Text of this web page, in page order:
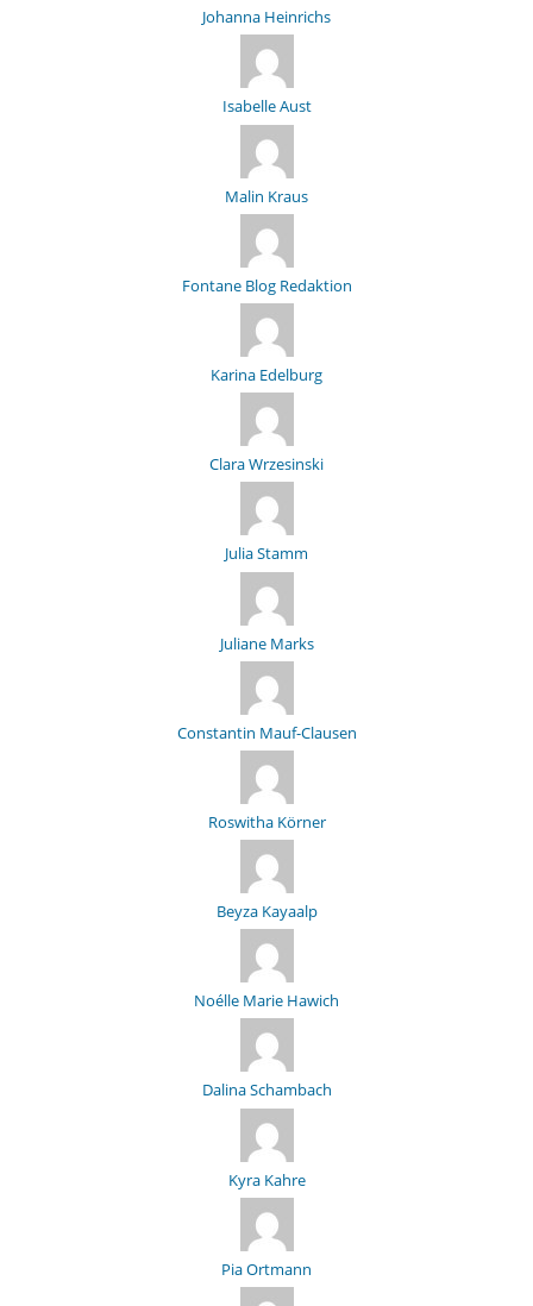
Johanna Heinrichs
Isabelle Aust
Malin Kraus
Fontane Blog Redaktion
Karina Edelburg
Clara Wrzesinski
Julia Stamm
Juliane Marks
Constantin Mauf-Clausen
Roswitha Körner
Beyza Kayaalp
Noélle Marie Hawich
Dalina Schambach
Kyra Kahre
Pia Ortmann